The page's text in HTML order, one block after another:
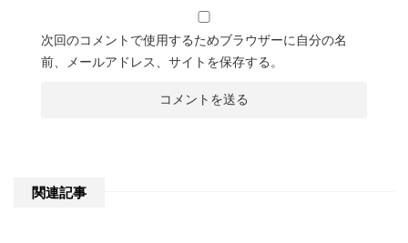
次回のコメントで使用するためブラウザーに自分の名
前、メールアドレス、サイトを保存する。
関連記事